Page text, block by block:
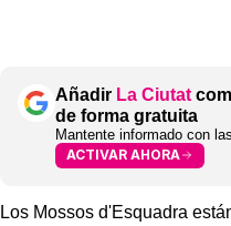
Añadir La Ciutat
de forma gratuita
Mantente informado con
ACTIVAR AHORA
Los Mossos d'Esquadra